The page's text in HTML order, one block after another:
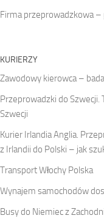
Firma przeprowadzkowa
KURIERZY
Zawodowy kierowca –
Przeprowadzki do
Szwecji
Kurier Irlandia Anglia.
z Irlandii do Polski – jak
Transport Włochy Polska
Wynajem samochodów
Busy do Niemiec z